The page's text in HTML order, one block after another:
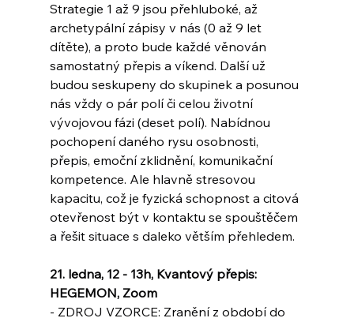
Strategie 1 až 9 jsou přehluboké, až
archetypální zápisy v nás (0 až 9 let
dítěte), a proto bude každé věnován
samostatný přepis a víkend. Další už
budou seskupeny do skupinek a posunou
nás vždy o pár polí či celou životní
vývojovou fázi (deset polí). Nabídnou
pochopení daného rysu osobnosti,
přepis, emoční zklidnění, komunikační
kompetence. Ale hlavně stresovou
kapacitu, což je fyzická schopnost a citová
otevřenost být v kontaktu se spouštěčem
a řešit situace s daleko větším přehledem.
21. ledna, 12 - 13h, Kvantový přepis:
HEGEMON, Zoom
- ZDROJ VZORCE: Zranění z období do